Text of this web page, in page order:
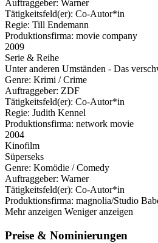
Auftraggeber: Warner
Tätigkeitsfeld(er): Co-Autor*in
Regie: Till Endemann
Produktionsfirma: movie company
2009
Serie & Reihe
Unter anderen Umständen - Das
Genre: Krimi / Crime
Auftraggeber: ZDF
Tätigkeitsfeld(er): Co-Autor*in
Regie: Judith Kennel
Produktionsfirma: network movie
2004
Kinofilm
Süperseks
Genre: Komödie / Comedy
Auftraggeber: Warner
Tätigkeitsfeld(er): Co-Autor*in
Produktionsfirma: magnolia/Studio
Mehr anzeigen Weniger anzeigen
Preise & Nominierungen